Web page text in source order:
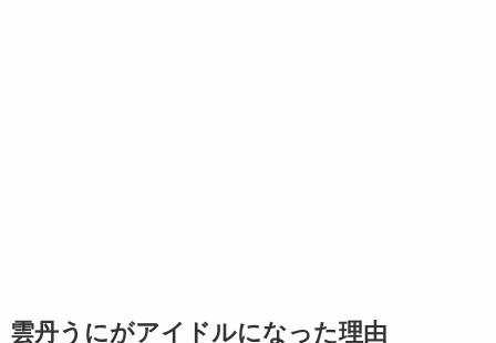
雲丹うにがアイドルになった理由